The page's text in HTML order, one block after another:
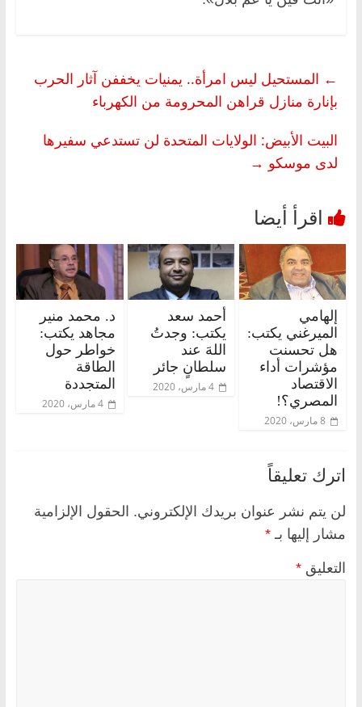
← المستحيل ليس امرأة.. يمنيات يخففن آثار الحرب
بإنارة منازل قراهن المحرومة من الكهرباء
البيت الأبيض: الولايات المتحدة لن تستدعي سفيرها
لدى موسكو →
إلهامي
الميرغني يكتب:
هل تحسنت
مؤشرات أداء
الاقتصاد
المصري؟!
8 مارس، 2020
أحمد سعد
يكتب: وجدتُ
اللهَ عند
سلطانٍ جائر
4 مارس، 2020
د. محمد منير
مجاهد يكتب:
خواطر حول
الطاقة
المتجددة
4 مارس، 2020
اترك تعليقاً
لن يتم نشر عنوان بريدك الإلكتروني. الحقول الإلزامية
مشار إليها بـ *
التعليق *